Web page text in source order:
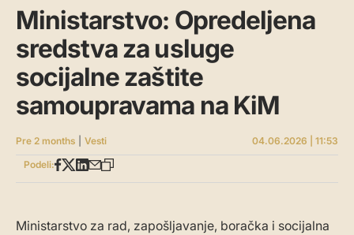
Ministarstvo: Opredeljena
sredstva za usluge
socijalne zaštite
samoupravama na KiM
Pre 2 months Vesti
04.06.2026 | 11:53
Podeli:
Ministarstvo za rad, zapošljavanje, boračka i socijalna